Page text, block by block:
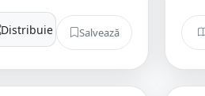
Distribuie Salvează